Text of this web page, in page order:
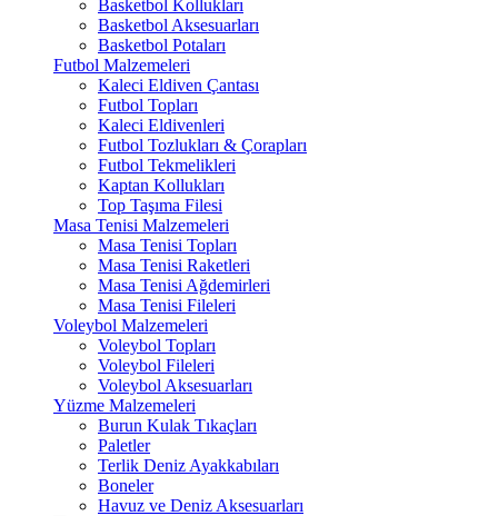
Basketbol Kollukları
Basketbol Aksesuarları
Basketbol Potaları
Futbol Malzemeleri
Kaleci Eldiven Çantası
Futbol Topları
Kaleci Eldivenleri
Futbol Tozlukları & Çorapları
Futbol Tekmelikleri
Kaptan Kollukları
Top Taşıma Filesi
Masa Tenisi Malzemeleri
Masa Tenisi Topları
Masa Tenisi Raketleri
Masa Tenisi Ağdemirleri
Masa Tenisi Fileleri
Voleybol Malzemeleri
Voleybol Topları
Voleybol Fileleri
Voleybol Aksesuarları
Yüzme Malzemeleri
Burun Kulak Tıkaçları
Paletler
Terlik Deniz Ayakkabıları
Boneler
Havuz ve Deniz Aksesuarları